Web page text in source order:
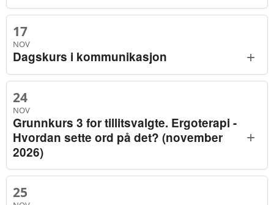
17
NOV
Dagskurs i kommunikasjon +
24
NOV
Grunnkurs 3 for tillitsvalgte. Ergoterapi -
Hvordan sette ord på det? (november
2026)
+
25